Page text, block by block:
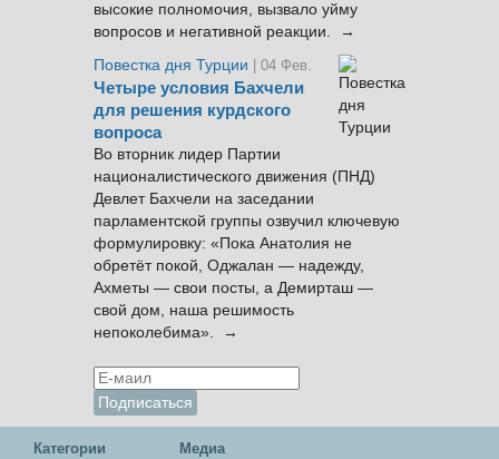
высокие полномочия, вызвало уйму
вопросов и негативной реакции. →
Повестка дня Турции
| 04 Фев.
Четыре условия Бахчели
для решения курдского
вопроса
Во вторник лидер Партии
националистического движения (ПНД)
Девлет Бахчели на заседании
парламентской группы озвучил ключевую
формулировку: «Пока Анатолия не
обретёт покой, Оджалан — надежду,
Ахметы — свои посты, а Демирташ —
свой дом, наша решимость
непоколебима». →
Категории Медиа